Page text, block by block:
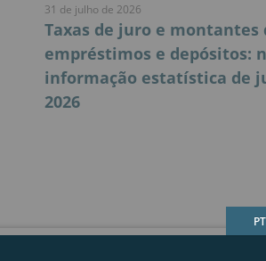
PT
31 de julho de 2026
Taxas de juro e montantes
empréstimos e depósitos:
informação estatística de
2026